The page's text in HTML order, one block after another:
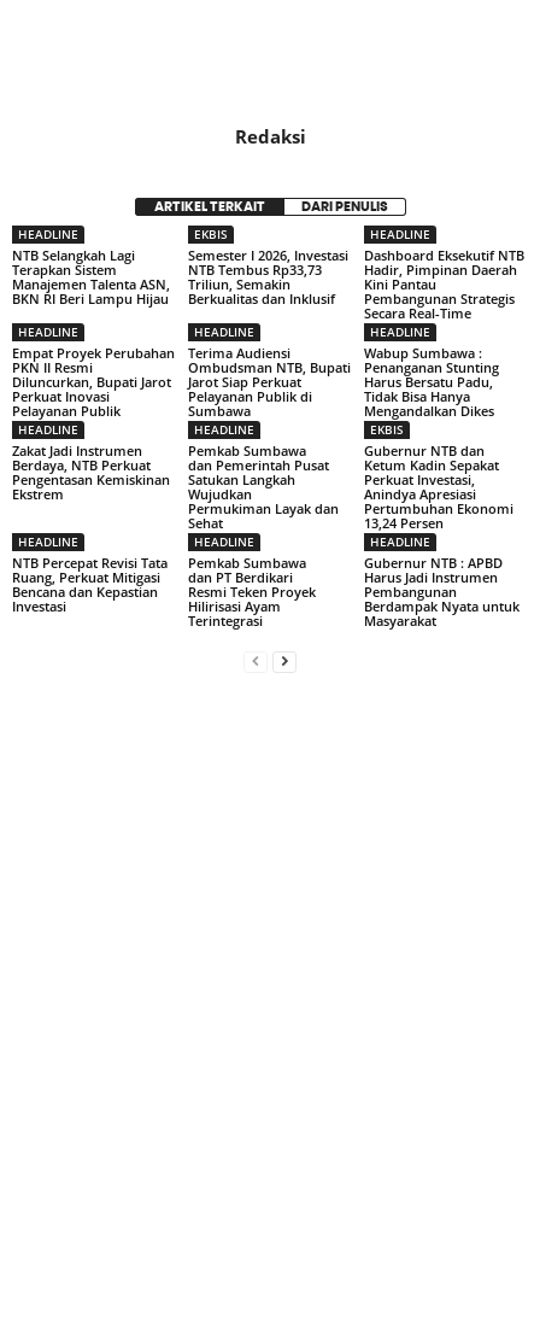
Redaksi
ARTIKEL TERKAIT DARI PENULIS
HEADLINE
NTB Selangkah Lagi
Terapkan Sistem
Manajemen Talenta ASN,
BKN RI Beri Lampu Hijau
EKBIS
Semester I 2026, Investasi
NTB Tembus Rp33,73
Triliun, Semakin
Berkualitas dan Inklusif
HEADLINE
Dashboard Eksekutif NTB
Hadir, Pimpinan Daerah
Kini Pantau
Pembangunan Strategis
Secara Real-Time
HEADLINE
Empat Proyek Perubahan
PKN II Resmi
Diluncurkan, Bupati Jarot
Perkuat Inovasi
Pelayanan Publik
HEADLINE
Terima Audiensi
Ombudsman NTB, Bupati
Jarot Siap Perkuat
Pelayanan Publik di
Sumbawa
HEADLINE
Wabup Sumbawa :
Penanganan Stunting
Harus Bersatu Padu,
Tidak Bisa Hanya
Mengandalkan Dikes
HEADLINE
Zakat Jadi Instrumen
Berdaya, NTB Perkuat
Pengentasan Kemiskinan
Ekstrem
HEADLINE
Pemkab Sumbawa
dan Pemerintah Pusat
Satukan Langkah
Wujudkan
Permukiman Layak dan
Sehat
EKBIS
Gubernur NTB dan
Ketum Kadin Sepakat
Perkuat Investasi,
Anindya Apresiasi
Pertumbuhan Ekonomi
13,24 Persen
HEADLINE
NTB Percepat Revisi Tata
Ruang, Perkuat Mitigasi
Bencana dan Kepastian
Investasi
HEADLINE
Pemkab Sumbawa
dan PT Berdikari
Resmi Teken Proyek
Hilirisasi Ayam
Terintegrasi
HEADLINE
Gubernur NTB : APBD
Harus Jadi Instrumen
Pembangunan
Berdampak Nyata untuk
Masyarakat